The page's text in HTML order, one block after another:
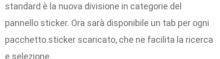
standard è la nuova divisione in categorie del
pannello sticker. Ora sarà disponibile un tab per ogni
pacchetto sticker scaricato, che ne facilita la ricerca
e selezione.